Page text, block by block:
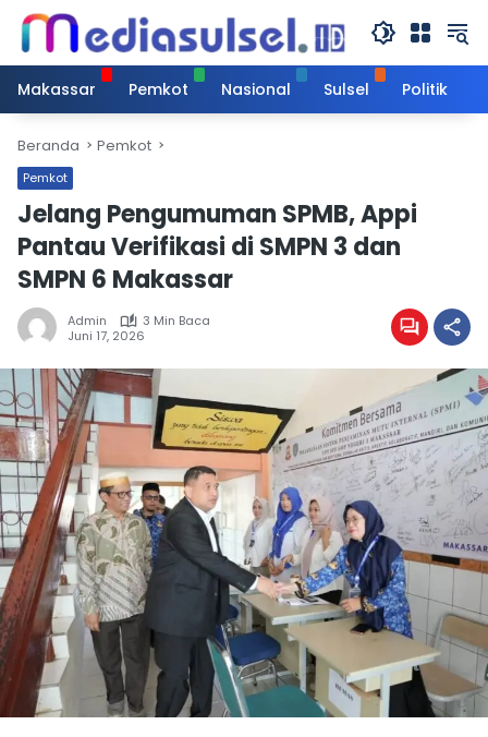
Langsung
konten
Makassar
Pemkot Nasional Sulsel Politik
Beranda Pemkot
Pemkot
Jelang Pengumuman SPMB, Appi
Pantau Verifikasi di SMPN 3 dan
SMPN 6 Makassar
Admin
3 Min Baca
Juni 17, 2026